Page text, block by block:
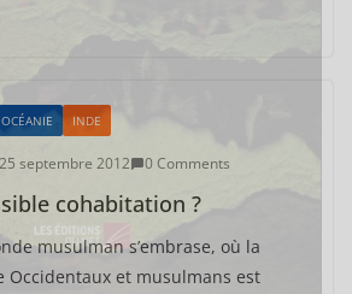
INDE
25 septembre 2012 0 Comments
cohabitation ?
musulman s’embrase, où la
Occidentaux et musulmans est